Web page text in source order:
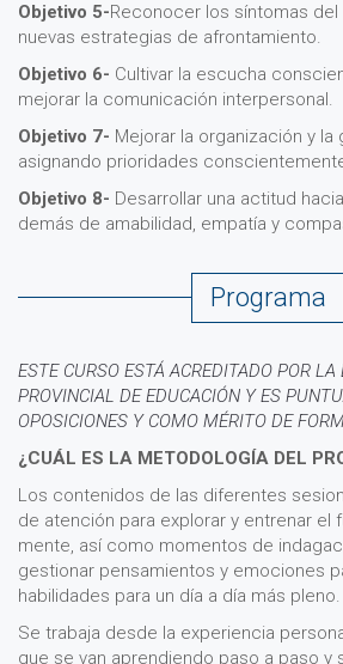
Objetivo 5-Reconocer los síntomas
nuevas estrategias de afrontamiento.
Objetivo 6- Cultivar la escucha
mejorar la comunicación interpersonal.
Objetivo 7- Mejorar la organización y
asignando prioridades
Objetivo 8- Desarrollar una actitud
demás de amabilidad, empatía y
Programa
ESTE CURSO ESTÁ ACREDITADO POR LA
PROVINCIAL DE EDUCACIÓN Y ES
OPOSICIONES Y COMO MÉRITO DE
¿CUÁL ES LA METODOLOGÍA DEL
Los contenidos de las diferentes
de atención para explorar y entrenar el
mente, así como momentos de
gestionar pensamientos y emociones
habilidades para un día a día más pleno.
Se trabaja desde la experiencia
que se van aprendiendo paso a paso y